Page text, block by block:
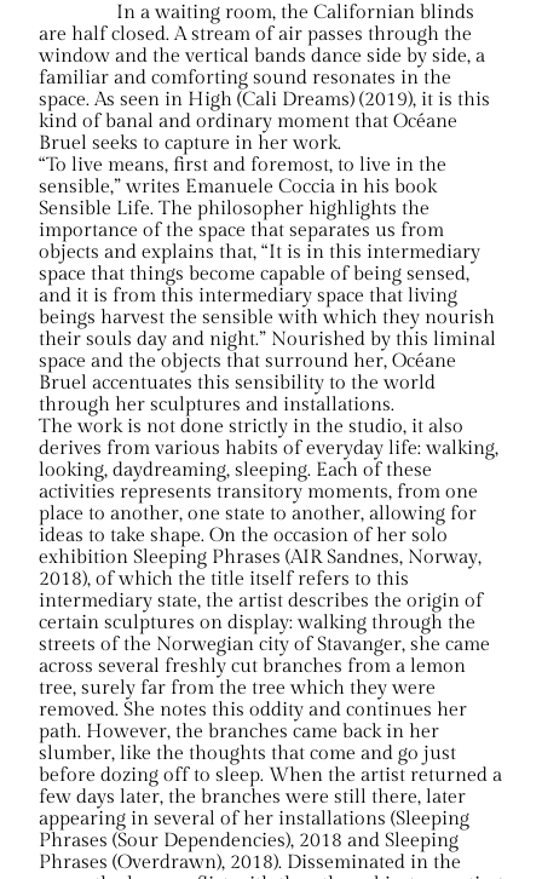
In a waiting room, the Californian blinds
are half closed. A stream of air passes through the
window and the vertical bands dance side by side, a
familiar and comforting sound resonates in the
space. As seen in High (Cali Dreams) (2019), it is this
kind of banal and ordinary moment that Océane
Bruel seeks to capture in her work.
“To live means, first and foremost, to live in the
sensible,” writes Emanuele Coccia in his book
Sensible Life. The philosopher highlights the
importance of the space that separates us from
objects and explains that, “It is in this intermediary
space that things become capable of being sensed,
and it is from this intermediary space that living
beings harvest the sensible with which they nourish
their souls day and night.” Nourished by this liminal
space and the objects that surround her, Océane
Bruel accentuates this sensibility to the world
through her sculptures and installations.
The work is not done strictly in the studio, it also
derives from various habits of everyday life: walking,
looking, daydreaming, sleeping. Each of these
activities represents transitory moments, from one
place to another, one state to another, allowing for
ideas to take shape. On the occasion of her solo
exhibition Sleeping Phrases (AIR Sandnes, Norway,
2018), of which the title itself refers to this
intermediary state, the artist describes the origin of
certain sculptures on display: walking through the
streets of the Norwegian city of Stavanger, she came
across several freshly cut branches from a lemon
tree, surely far from the tree which they were
removed. She notes this oddity and continues her
path. However, the branches came back in her
slumber, like the thoughts that come and go just
before dozing off to sleep. When the artist returned a
few days later, the branches were still there, later
appearing in several of her installations (Sleeping
Phrases (Sour Dependencies), 2018 and Sleeping
Phrases (Overdrawn), 2018). Disseminated in the